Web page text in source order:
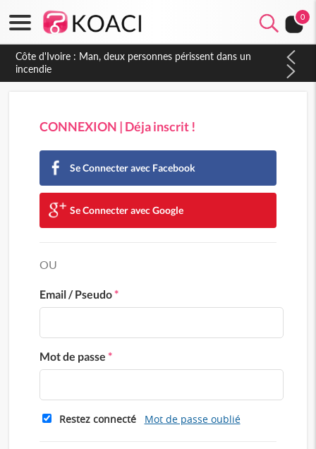
0
Côte d'Ivoire : Man, deux personnes périssent dans un
incendie
CONNEXION | Déja inscrit !
Se Connecter avec Facebook
Se Connecter avec Google
OU
Email / Pseudo*
Mot de passe *
Restez connecté Mot de passe oublié